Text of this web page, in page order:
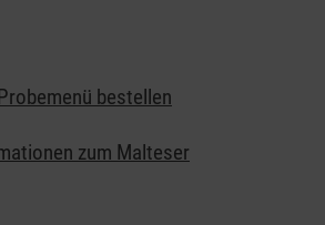
an.
Malteser Menüservice in Erding.
bestellen
zum Malteser